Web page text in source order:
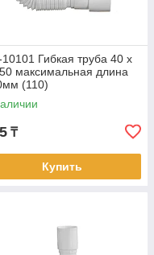
Гибкая труба 40 х
максимальная длина
(110)
₸
Купить